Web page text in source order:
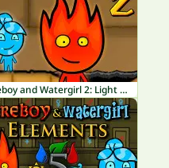
Fireboy and Watergirl 2: Light Temple